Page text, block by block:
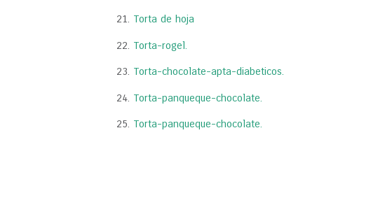
Torta de hoja
Torta-rogel.
Torta-chocolate-apta-diabeticos.
Torta-panqueque-chocolate.
Torta-panqueque-chocolate.